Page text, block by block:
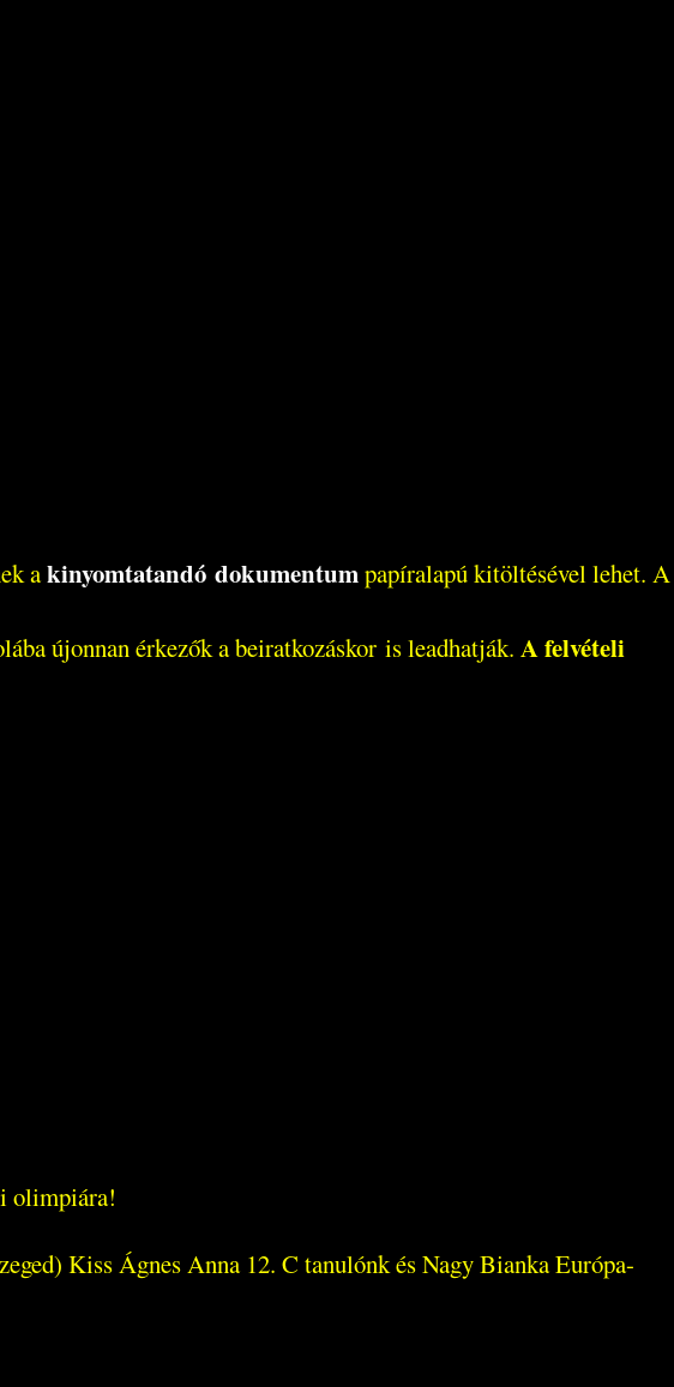
akinyomtatandó dokumentumpapíralapú kitöltésével lehet. A
újonnan érkezők a beiratkozáskor is leadhatják. A felvételi
olimpiára!
Kiss Ágnes Anna 12. C tanulónk és Nagy Bianka Európa-